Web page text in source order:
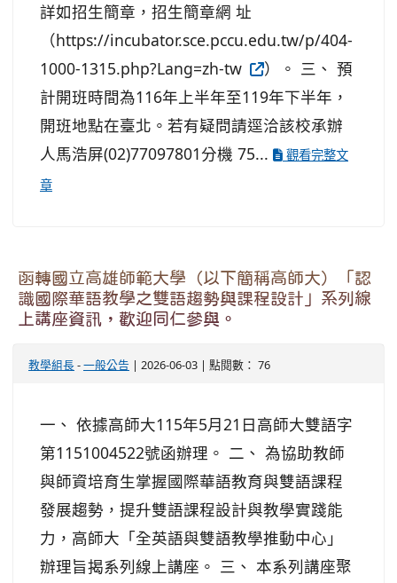
詳如招生簡章，招生簡章網 址
（https://incubator.sce.pccu.edu.tw/p/404-
1000-1315.php?Lang=zh-tw
）。 三、 預
計開班時間為116年上半年至119年下半年，
開班地點在臺北。若有疑問請逕洽該校承辦
人馬浩屏(02)77097801分機 75...
觀看完整文
章
函轉國立高雄師範大學（以下簡稱高師大）「認
識國際華語教學之雙語趨勢與課程設計」系列線
上講座資訊，歡迎同仁參與。
教學組長-一般公告 | 2026-06-03 | 點閱數： 76
一、 依據高師大115年5月21日高師大雙語字
第1151004522號函辦理。 二、 為協助教師
與師資培育生掌握國際華語教育與雙語課程
發展趨勢，提升雙語課程設計與教學實踐能
力，高師大「全英語與雙語教學推動中心」
辦理旨揭系列線上講座。 三、 本系列講座聚